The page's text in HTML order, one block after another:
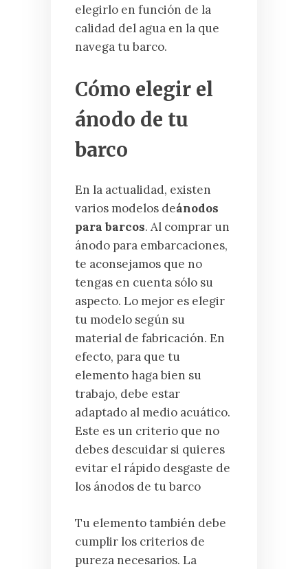
elegirlo en función de la
calidad del agua en la que
navega tu barco.
Cómo elegir el
ánodo de tu
barco
En la actualidad, existen
varios modelos deánodos
para barcos. Al comprar un
ánodo para embarcaciones,
te aconsejamos que no
tengas en cuenta sólo su
aspecto. Lo mejor es elegir
tu modelo según su
material de fabricación. En
efecto, para que tu
elemento haga bien su
trabajo, debe estar
adaptado al medio acuático.
Este es un criterio que no
debes descuidar si quieres
evitar el rápido desgaste de
los ánodos de tu barco
Tu elemento también debe
cumplir los criterios de
pureza necesarios. La